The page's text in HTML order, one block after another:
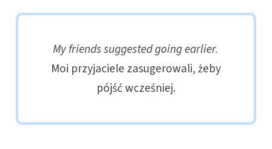
My friends suggested going earlier.
Moi przyjaciele zasugerowali, żeby
pójść wcześniej.